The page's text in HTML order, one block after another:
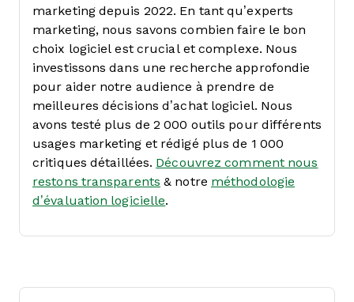
marketing depuis 2022. En tant qu’experts
marketing, nous savons combien faire le bon
choix logiciel est crucial et complexe. Nous
investissons dans une recherche approfondie
pour aider notre audience à prendre de
meilleures décisions d’achat logiciel. Nous
avons testé plus de 2 000 outils pour différents
usages marketing et rédigé plus de 1 000
critiques détaillées. Découvrez comment nous
restons transparents & notre méthodologie
d’évaluation logicielle.